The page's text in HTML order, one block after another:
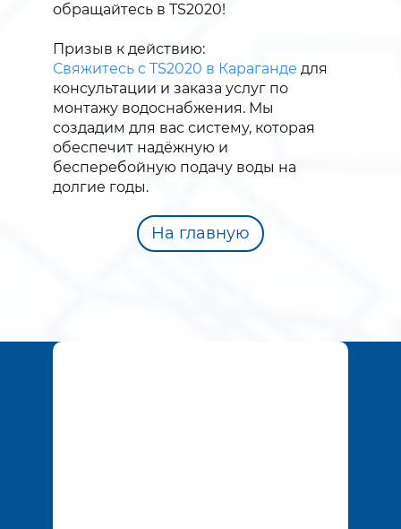
обращайтесь в TS2020!
Призыв к действию:
Свяжитесь с TS2020 в Караганде для
консультации и заказа услуг по
монтажу водоснабжения. Мы
создадим для вас систему, которая
обеспечит надёжную и
бесперебойную подачу воды на
долгие годы.
На главную